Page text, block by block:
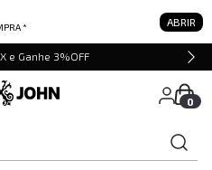
* ABRIR
e Ganhe 3%OFF
0